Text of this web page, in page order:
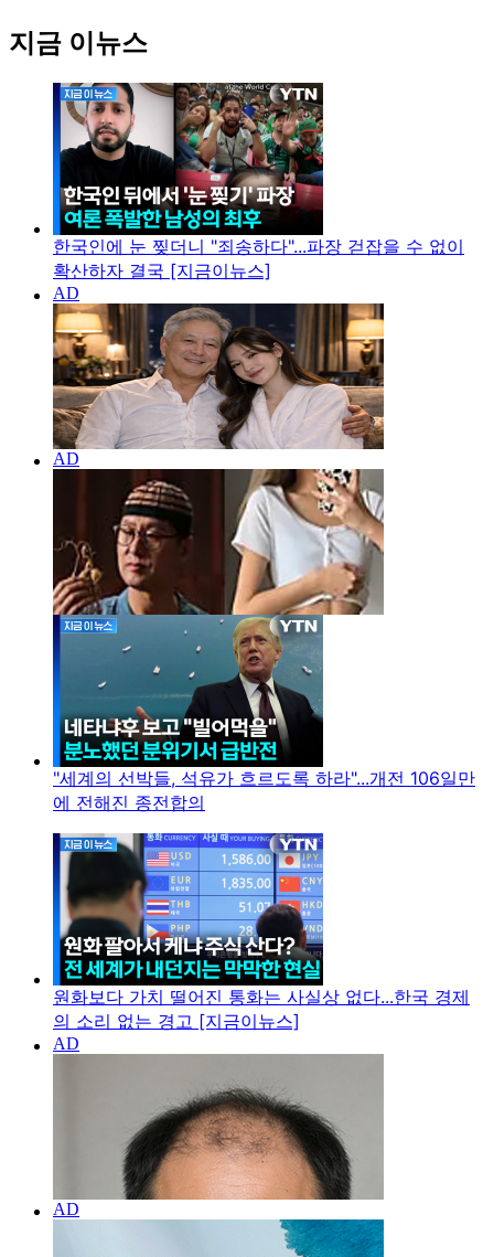
지금 이뉴스
한국인에 눈 찢더니 "죄송하다"...파장 걷잡을 수 없이
확산하자 결국 [지금이뉴스]
"세계의 선박들, 석유가 흐르도록 하라"...개전 106일만
에 전해진 종전합의
원화보다 가치 떨어진 통화는 사실상 없다...한국 경제
의 소리 없는 경고 [지금이뉴스]